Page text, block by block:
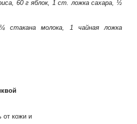
60 г яблок, 1 ст. ложка сахара, ½
стакана молока, 1 чайная ложка
от кожи и